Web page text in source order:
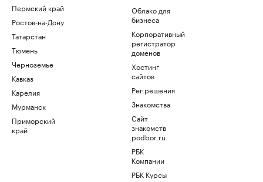
Пермский край
Ростов-на-Дону
Татарстан
Тюмень
Черноземье
Кавказ
Карелия
Мурманск
Приморский
край
Облако для
бизнеса
Корпоративный
регистратор
доменов
Хостинг
сайтов
Рег.решения
Знакомства
Сайт
знакомств
podbor.ru
РБК
Компании
РБК Курсы